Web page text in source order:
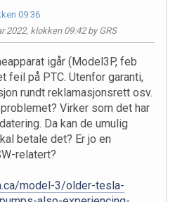
09:36
2022, klokken 09:42 by GRS
igår (Model3P, feb
feil på PTC. Utenfor garanti,
rundt reklamasjonsrett osv.
Virker som det har
Da kan de umulig
betale det? Er jo en
relatert?
model-3/older-tesla-